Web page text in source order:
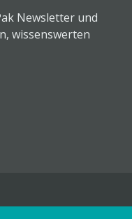
Newsletter und
wissenswerten